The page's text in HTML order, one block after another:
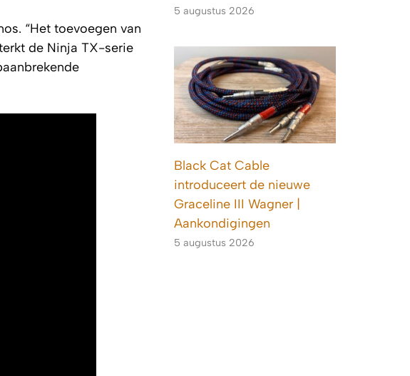
“Het toevoegen van
de Ninja TX-serie
5 augustus 2026
Black Cat Cable
introduceert de nieuwe
Graceline III Wagner |
Aankondigingen
5 augustus 2026